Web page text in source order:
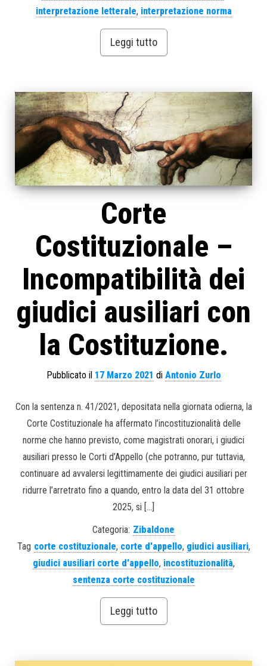
interpretazione letterale, interpretazione norma
Leggi tutto
Corte
Costituzionale –
Incompatibilità dei
giudici ausiliari con
la Costituzione.
Pubblicato il 17 Marzo 2021 di Antonio Zurlo
Con la sentenza n. 41/2021, depositata nella giornata odierna, la
Corte Costituzionale ha affermato l’incostituzionalità delle
norme che hanno previsto, come magistrati onorari, i giudici
ausiliari presso le Corti d’Appello (che potranno, pur tuttavia,
continuare ad avvalersi legittimamente dei giudici ausiliari per
ridurre l’arretrato fino a quando, entro la data del 31 ottobre
2025, si […]
Categoria: Zibaldone
Tag corte costituzionale, corte d'appello, giudici ausiliari,
giudici ausiliari corte d'appello, incostituzionalità,
sentenza corte costituzionale
Leggi tutto